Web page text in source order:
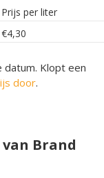
Prijs per liter
€4,30
Klopt een
door.
Brand